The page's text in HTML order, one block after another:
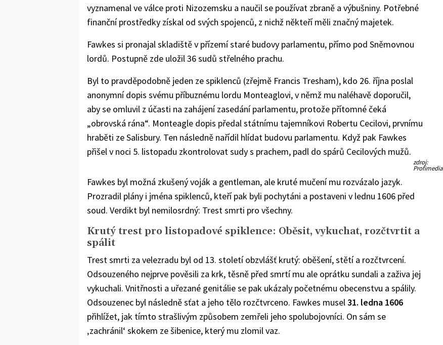
vyznamenal ve válce proti Nizozemsku a naučil se používat zbraně a výbušniny. Potřebné
finanční prostředky získal od svých spojenců, z nichž někteří měli značný majetek.
Fawkes si pronajal skladiště v přízemí staré budovy parlamentu, přímo pod Sněmovnou
lordů. Postupně zde uložil 36 sudů střelného prachu.
Byl to pravděpodobně jeden ze spiklenců (zřejmě Francis Tresham), kdo 26. října poslal
anonymní dopis svému příbuznému lordu Monteaglovi, v němž mu naléhavě doporučil,
aby se omluvil z účasti na zahájení zasedání parlamentu, protože přítomné čeká
„obrovská rána“. Monteagle dopis předal státnímu tajemníkovi Robertu Cecilovi, prvnímu
hraběti ze Salisbury. Ten následně nařídil hlídat budovu parlamentu. Když pak Fawkes
přišel v noci 5. listopadu zkontrolovat sudy s prachem, padl do spárů Cecilových mužů.
Veřejná
poprava
prachu
zdroj:
Profimedia
Fawkes byl možná zkušený voják a gentleman, ale kruté mučení mu rozvázalo jazyk.
Prozradil plány i jména spiklenců, kteří pak byli pochytáni a postaveni v lednu 1606 před
soud. Verdikt byl nemilosrdný: Trest smrti pro všechny.
Krutý trest pro listopadové spiklence: Oběsit, vykuchat, rozčtvrtit a
spálit
Trest smrti za velezradu byl od 13. století obzvlášť krutý: oběšení, stětí a rozčtvrcení.
Odsouzeného nejprve pověsili za krk, těsně před smrtí mu ale oprátku sundali a zaživa jej
vykuchali. Vnitřnosti a uřezané genitálie se pak ukázaly početnému obecenstvu a spálily.
Odsouzenec byl následně sťat a jeho tělo rozčtvrceno. Fawkes musel31. ledna 1606
přihlížet, jak tímto strašlivým způsobem zemřeli jeho spolubojovníci. On sám se
‚zachránil‘ skokem ze šibenice, který mu zlomil vaz.